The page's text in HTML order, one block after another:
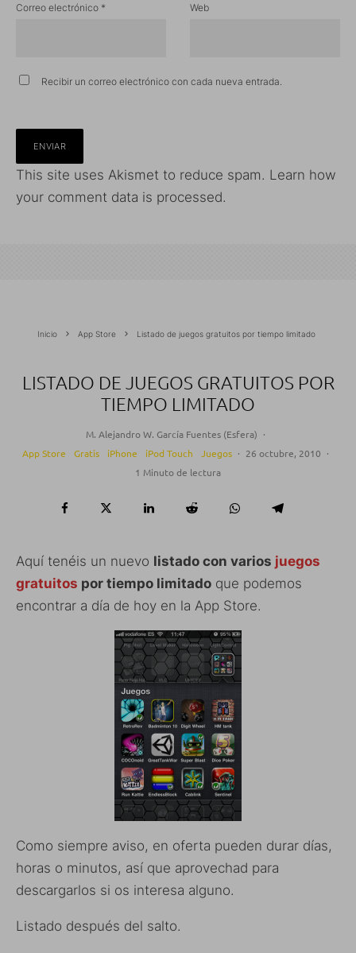
Correo electrónico * Web
Recibir un correo electrónico con cada nueva entrada.
This site uses Akismet to reduce spam. Learn how
your comment data is processed.
Inicio App Store Listado de juegos gratuitos por tiempo limitado
LISTADO DE JUEGOS GRATUITOS POR
TIEMPO LIMITADO
M. Alejandro W. García Fuentes (Esfera) ·
App Store
Gratis iPhone iPod Touch Juegos · 26 octubre, 2010 ·
1 Minuto de lectura
Aquí tenéis un nuevo listado con varios juegos
gratuitos por tiempo limitado que podemos
encontrar a día de hoy en la App Store.
Como siempre aviso, en oferta pueden durar días,
horas o minutos, así que aprovechad para
descargarlos si os interesa alguno.
Listado después del salto.